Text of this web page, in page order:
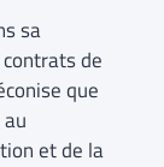
sa
de
que
et de la